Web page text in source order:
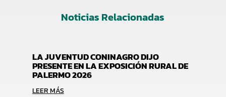
Noticias Relacionadas
LA JUVENTUD CONINAGRO DIJO
PRESENTE EN LA EXPOSICIÓN RURAL DE
PALERMO 2026
LEER MÁS